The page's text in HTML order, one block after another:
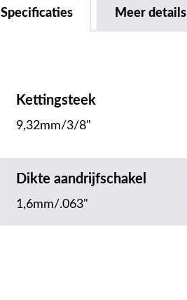
Specificaties Meer details
Kettingsteek
9,32mm/3/8"
Dikte aandrijfschakel
1,6mm/.063"